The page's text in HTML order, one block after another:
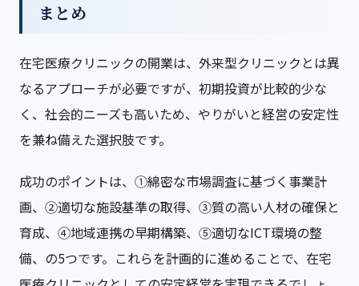
まとめ
在宅医療クリニックの開業は、外来型クリニックとは異
なるアプローチが必要ですが、初期投資が比較的少な
く、社会的ニーズも高いため、やりがいと経営の安定性
を兼ね備えた選択肢です。
成功のポイントは、①綿密な市場調査に基づく事業計
画、②適切な施設基準の取得、③質の高い人材の確保と
育成、④地域連携の早期構築、⑤適切なICT環境の整
備、の5つです。これらを計画的に進めることで、在宅